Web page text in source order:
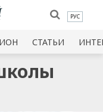
РУС
СТАТЬИ